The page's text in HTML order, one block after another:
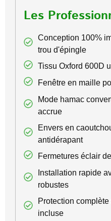
Les
Conception 100%
trou d'épingle
Tissu Oxford 600D
Fenêtre en maille
Mode hamac
accrue
Envers en
antidérapant
Fermetures éclair
Installation rapide
robustes
Protection
incluse